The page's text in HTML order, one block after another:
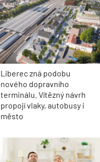
Liberec zná podobu
nového dopravního
terminálu. Vítězný návrh
propojí vlaky, autobusy i
město